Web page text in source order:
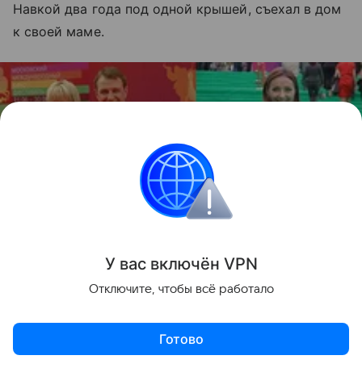
Навкой два года под одной крышей, съехал в дом
к своей маме.
У вас включён VPN
Отключите, чтобы всё работало
Готово